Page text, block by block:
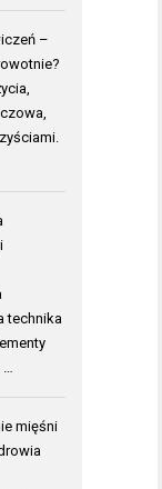
–
technika
mięśni